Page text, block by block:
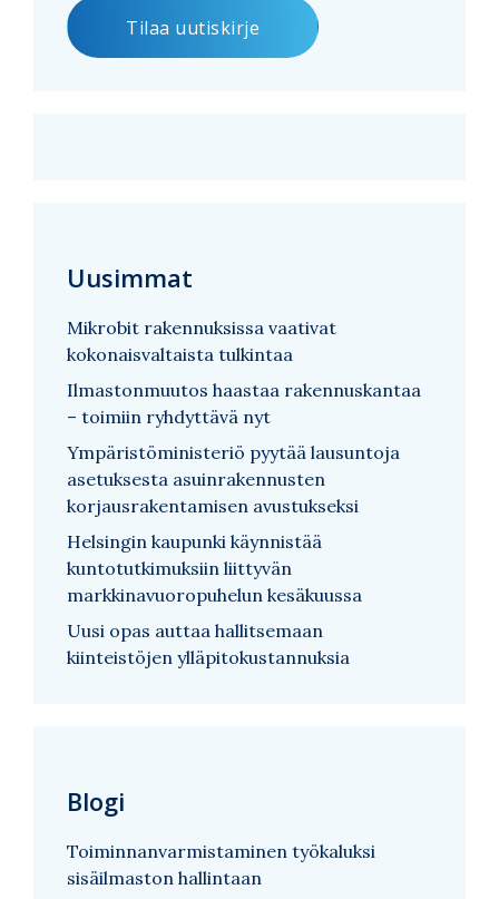
Uusimmat
Mikrobit rakennuksissa vaativat
kokonaisvaltaista tulkintaa
Ilmastonmuutos haastaa rakennuskantaa
– toimiin ryhdyttävä nyt
Ympäristöministeriö pyytää lausuntoja
asetuksesta asuinrakennusten
korjausrakentamisen avustukseksi
Helsingin kaupunki käynnistää
kuntotutkimuksiin liittyvän
markkinavuoropuhelun kesäkuussa
Uusi opas auttaa hallitsemaan
kiinteistöjen ylläpitokustannuksia
Blogi
Toiminnanvarmistaminen työkaluksi
sisäilmaston hallintaan